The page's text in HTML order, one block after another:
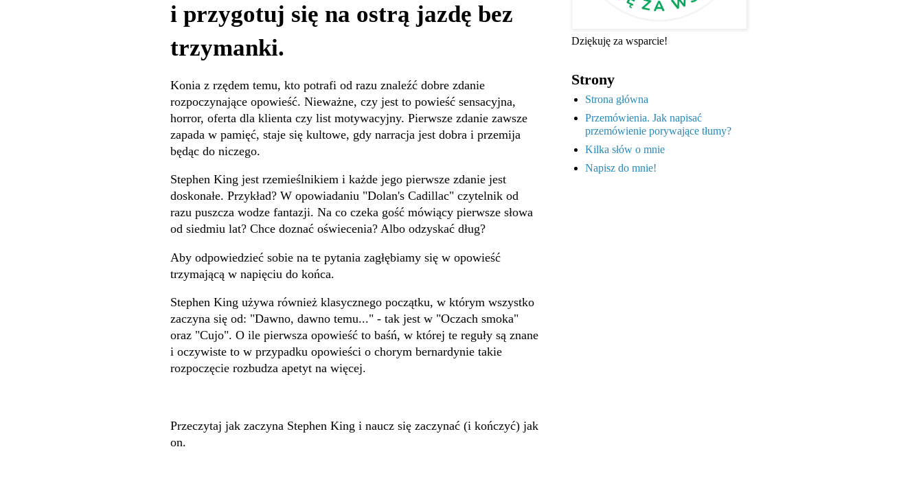
i przygotuj się na ostrą jazdę bez
trzymanki.
Konia z rzędem temu, kto potrafi od razu znaleźć dobre zdanie
rozpoczynające opowieść. Nieważne, czy jest to powieść sensacyjna,
horror, oferta dla klienta czy list motywacyjny. Pierwsze zdanie zawsze
zapada w pamięć, staje się kultowe, gdy narracja jest dobra i przemija
będąc do niczego.
Stephen King jest rzemieślnikiem i każde jego pierwsze zdanie jest
doskonałe. Przykład? W opowiadaniu "Dolan's Cadillac" czytelnik od
razu puszcza wodze fantazji. Na co czeka gość mówiący pierwsze słowa
od siedmiu lat? Chce doznać oświecenia? Albo odzyskać dług?
Aby odpowiedzieć sobie na te pytania zagłębiamy się w opowieść
trzymającą w napięciu do końca.
Stephen King używa również klasycznego początku, w którym wszystko
zaczyna się od: "Dawno, dawno temu..." - tak jest w "Oczach smoka"
oraz "Cujo". O ile pierwsza opowieść to baśń, w której te reguły są znane
i oczywiste to w przypadku opowieści o chorym bernardynie takie
rozpoczęcie rozbudza apetyt na więcej.
Przeczytaj jak zaczyna Stephen King i naucz się zaczynać (i kończyć) jak
on.
Dziękuję za wsparcie!
Strony
Strona główna
Przemówienia. Jak napisać
przemówienie porywające tłumy?
Kilka słów o mnie
Napisz do mnie!